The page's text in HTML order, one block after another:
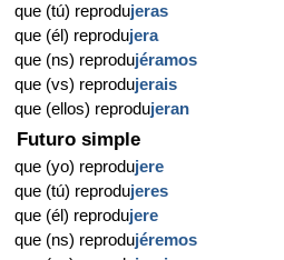
que (tú) reprodujeras
que (él) reprodujera
que (ns) reprodujéramos
que (vs) reprodujerais
que (ellos) reprodujeran
Futuro simple
que (yo) reprodujere
que (tú) reprodujeres
que (él) reprodujere
que (ns) reprodujéremos